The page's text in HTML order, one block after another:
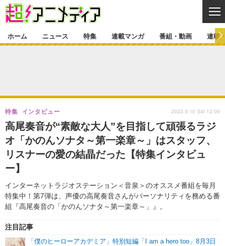
ゲーム・アプリ マンガ
グッズ イベント
声優 コスプレ
特集一覧 カバー
ラキりす
連載マンガ
連載マンガ一覧 連載一覧
番組・動画
番組・動画一覧 ラジオ
動画
連載・ブログ
連載・ブログ一覧 コラム
編集部ブログ・お知らせ
ホーム ニュース 特集 連載マンガ 番組・動画 連載
高尾奏音が“素敵な大人”を目指して頑張るラジ
オ「かのんソナタ～第一楽章～」はスタッフ、
リスナーの愛の結晶だった【特集インタビュ
ー】
インターネットラジオステーション＜音泉＞のオススメ番組を毎月
特集中！第7弾は、声優の高尾奏音さんがパーソナリティを務める番
組『高尾奏音の「かのんソナタ～第一楽章～」』。
特集 インタビュー
注目記事
「僕のヒーローアカデミア」特別短編「I am a hero too」8月3日
2022.9.10 Sat 12:00